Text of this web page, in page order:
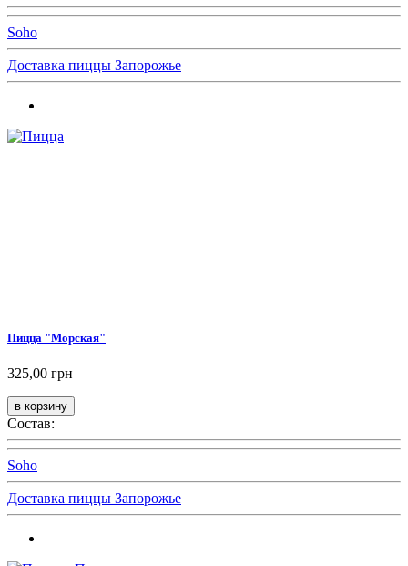
Soho
Доставка пиццы Запорожье
Пицца "Морская"
325,00 грн
Состав:
Soho
Доставка пиццы Запорожье